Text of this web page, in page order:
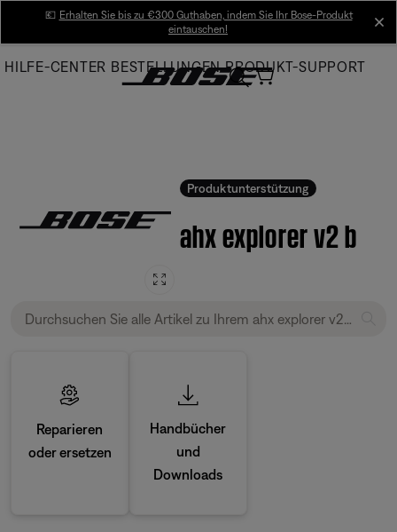
Main
💶 Erhalten Sie bis zu €300 Guthaben, indem Sie Ihr Bose-Produkt
eintauschen!
HILFE-CENTER BESTELLUNGEN PRODUKT-SUPPORT
Produktunterstützung
ahx explorer v2 b
Reparieren
oder ersetzen
Handbücher
und
Downloads